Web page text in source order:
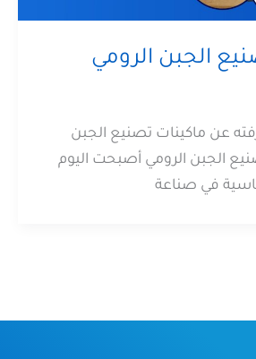
الجبن الرومي
عن ماكينات تصنيع الجبن
الجبن الرومي أصبحت اليوم
في صناعة